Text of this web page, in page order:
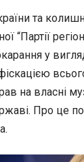
та
“Партії
у
на власні
Про це